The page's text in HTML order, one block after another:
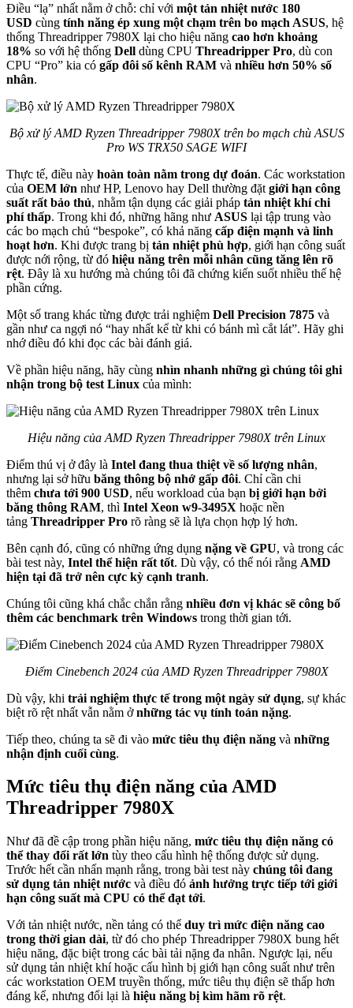
Điều “lạ” nhất nằm ở chỗ: chỉ với một tản nhiệt nước 180
USD cùng tính năng ép xung một chạm trên bo mạch ASUS, hệ
thống Threadripper 7980X lại cho hiệu năng cao hơn khoảng
18% so với hệ thống Dell dùng CPU Threadripper Pro, dù con
CPU “Pro” kia có gấp đôi số kênh RAM và nhiều hơn 50% số
nhân.
Bộ xử lý AMD Ryzen Threadripper 7980X trên bo mạch chù ASUS
Pro WS TRX50 SAGE WIFI
Thực tế, điều này hoàn toàn nằm trong dự đoán. Các workstation
của OEM lớn như HP, Lenovo hay Dell thường đặt giới hạn công
suất rất bảo thủ, nhằm tận dụng các giải pháp tản nhiệt khí chi
phí thấp. Trong khi đó, những hãng như ASUS lại tập trung vào
các bo mạch chủ “bespoke”, có khả năng cấp điện mạnh và linh
hoạt hơn. Khi được trang bị tản nhiệt phù hợp, giới hạn công suất
được nới rộng, từ đó hiệu năng trên mỗi nhân cũng tăng lên rõ
rệt. Đây là xu hướng mà chúng tôi đã chứng kiến suốt nhiều thế hệ
phần cứng.
Một số trang khác từng được trải nghiệm Dell Precision 7875 và
gần như ca ngợi nó “hay nhất kể từ khi có bánh mì cắt lát”. Hãy ghi
nhớ điều đó khi đọc các bài đánh giá.
Về phần hiệu năng, hãy cùng nhìn nhanh những gì chúng tôi ghi
nhận trong bộ test Linux của mình:
Hiệu năng của AMD Ryzen Threadripper 7980X trên Linux
Điểm thú vị ở đây là Intel đang thua thiệt về số lượng nhân,
nhưng lại sở hữu băng thông bộ nhớ gấp đôi. Chỉ cần chi
thêm chưa tới 900 USD, nếu workload của bạn bị giới hạn bởi
băng thông RAM, thì Intel Xeon w9-3495X hoặc nền
tảng Threadripper Pro rõ ràng sẽ là lựa chọn hợp lý hơn.
Bên cạnh đó, cũng có những ứng dụng nặng về GPU, và trong các
bài test này, Intel thể hiện rất tốt. Dù vậy, có thể nói rằng AMD
hiện tại đã trở nên cực kỳ cạnh tranh.
Chúng tôi cũng khá chắc chắn rằng nhiều đơn vị khác sẽ công bố
thêm các benchmark trên Windows trong thời gian tới.
Điểm Cinebench 2024 của AMD Ryzen Threadripper 7980X
Dù vậy, khi trải nghiệm thực tế trong một ngày sử dụng, sự khác
biệt rõ rệt nhất vẫn nằm ởnhững tác vụ tính toán nặng.
Tiếp theo, chúng ta sẽ đi vào mức tiêu thụ điện năng và những
nhận định cuối cùng.
Mức tiêu thụ điện năng của AMD
Threadripper 7980X
Như đã đề cập trong phần hiệu năng, mức tiêu thụ điện năng có
thể thay đổi rất lớn tùy theo cấu hình hệ thống được sử dụng.
Trước hết cần nhấn mạnh rằng, trong bài test này chúng tôi đang
sử dụng tản nhiệt nước và điều đó ảnh hưởng trực tiếp tới giới
hạn công suất mà CPU có thể đạt tới.
Với tản nhiệt nước, nền tảng có thể duy trì mức điện năng cao
trong thời gian dài, từ đó cho phép Threadripper 7980X bung hết
hiệu năng, đặc biệt trong các bài tải nặng đa nhân. Ngược lại, nếu
sử dụng tản nhiệt khí hoặc cấu hình bị giới hạn công suất như trên
các workstation OEM truyền thống, mức tiêu thụ điện sẽ thấp hơn
đáng kể, nhưng đổi lại là hiệu năng bị kìm hãm rõ rệt.